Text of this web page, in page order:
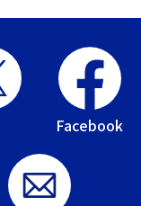
Facebook